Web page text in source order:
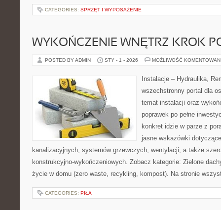
CATEGORIES: SPRZĘT I WYPOSAŻENIE
WYKOŃCZENIE WNĘTRZ KROK
POSTED BY ADMIN STY - 1 - 2026 MOŻLIWOŚĆ
Instalacje – Hydraulika,
wszechstronny portal dla
temat instalacji oraz
poprawek po pełne
konkret idzie w parze z
jasne wskazówki
kanalizacyjnych, systemów grzewczych, wentylacji, a także
konstrukcyjno-wykończeniowych. Zobacz kategorie: Zielone
życie w domu (zero waste, recykling, kompost). Na stronie
CATEGORIES: PIŁA